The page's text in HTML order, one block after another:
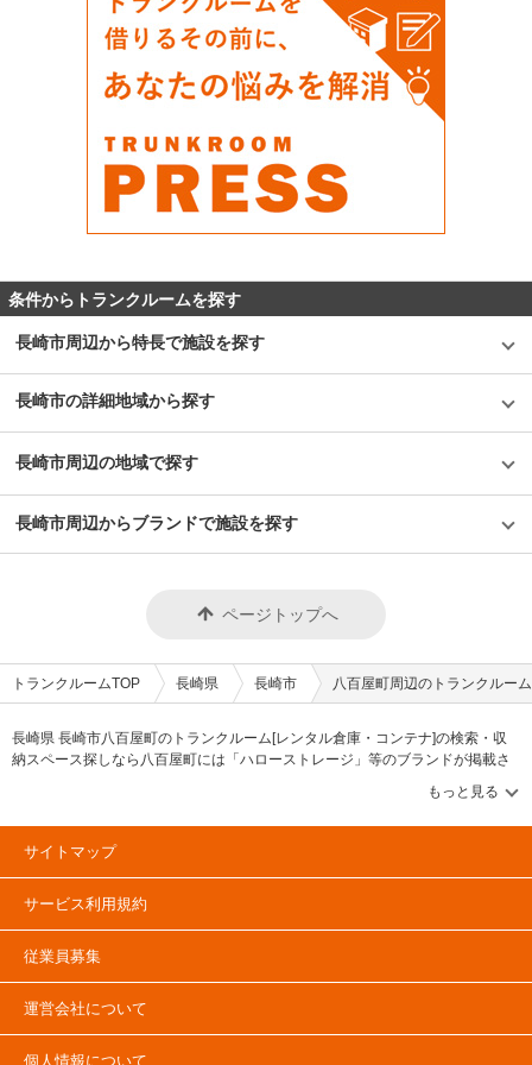
条件からトランクルームを探す
長崎市周辺から特長で施設を探す
長崎市の詳細地域から探す
長崎市周辺の地域で探す
長崎市周辺からブランドで施設を探す
ページトップへ
トランクルームTOP 長崎県 長崎市 八百屋町周辺のトランクルー
長崎県 長崎市八百屋町のトランクルーム[レンタル倉庫・コンテナ]の検索・収
納スペース探しなら八百屋町には「ハローストレージ」等のブランドが掲載さ
れています。借りたい地域から探して、広さ・料金[賃料]・セキュリティ・空調
完備・24時間出し入れ可能などの希望条件で絞込み！豊富な物件数から様々な
方法でご希望の収納スペースを簡単に探せるトランクルーム情報サイトです。
八百屋町で気になるトランクルームを見つけたら、メールか電話でお問合せが
サイトマップ
サービス利用規約
従業員募集
運営会社について
個人情報について